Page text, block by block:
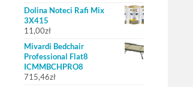
Dolina Noteci Rafi Mix
3X415
11,00zł
Mivardi Bedchair
Professional Flat8
ICMMBCHPRO8
715,46zł